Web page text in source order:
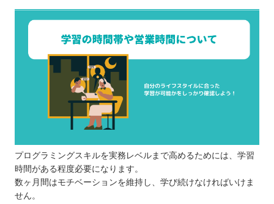
プログラミングスキルを実務レベルまで高めるためには、学習
時間がある程度必要になります。
数ヶ月間はモチベーションを維持し、学び続けなければいけま
せん。